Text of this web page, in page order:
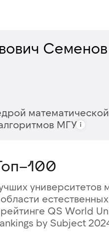
Семенов
математической
МГУ
100
университетов
QS World
by Subject